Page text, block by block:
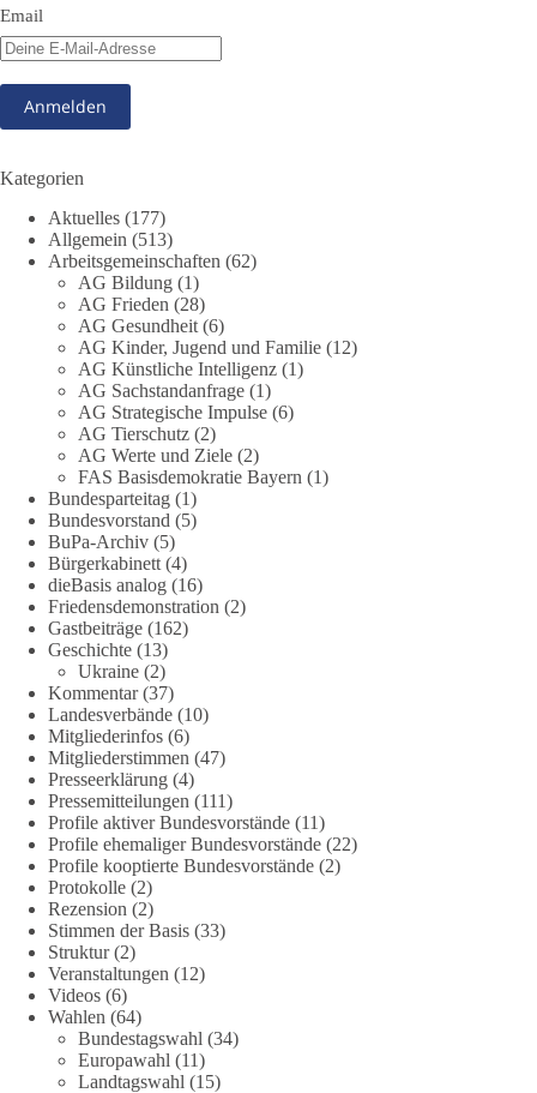
Kann die Natur Träger eigener Grundrechte sein? Oder würde
eine solche Entwicklung das Fundament unseres
beschäftigte sich die Teilnehmer des Politischen
Frühschoppens der AG Strategische Impulse am 19. Juli 2026.
derzeit in Teilen der Umweltbewegung diskutierten
hinausreichen und grundlegende Fragen zum Menschenbild,
zum Rechtsstaat und zur Demokratie aufwerfen. [...]
👉 Hier weiterlesen: https://diebasis-
partei.de/2026/07/grundrechte-der-natur-ein-angriff-auf-das-
grundgesetz/
🟩🟩🟦🟦🟥🟥🟧🟧
Es ging weniger um fertige Antworten als um eine Debatte
darüber, wie Freiheit, Verantwortung, Naturschutz und
Grundrechte in einer demokratischen Gesellschaft künftig
miteinander in Einklang gebracht werden können.
#dieBasis #natur #grundrechte
7 8
DieBasis
2 Tage(n) zuvor
Jetzt dieBasis Sachsen-Anhalt unterstützen!
Die Landtagswahl 2026 in Sachsen-Anhalt findet am 6.
September statt. Die Inhalte stehen – jetzt müssen sie gesehen,
geteilt und diskutiert werden.
Folge unseren Kanälen:
Facebook:
https://www.facebook.com/groups/diebasissachsenanhalt/
Instragram:
https://www.instagram.com/die_basis_sachsen_anhalt/
Tiktok: https://www.tiktok.com/@diebasis_sachsenanhalt
Email
Kategorien
Aktuelles (177)
Allgemein (513)
Arbeitsgemeinschaften (62)
AG Bildung (1)
AG Frieden (28)
AG Gesundheit (6)
AG Kinder, Jugend und Familie (12)
AG Künstliche Intelligenz (1)
AG Sachstandanfrage (1)
AG Strategische Impulse (6)
AG Tierschutz (2)
AG Werte und Ziele (2)
FAS Basisdemokratie Bayern (1)
Bundesparteitag (1)
Bundesvorstand (5)
BuPa-Archiv (5)
Bürgerkabinett (4)
dieBasis analog (16)
Friedensdemonstration (2)
Gastbeiträge (162)
Geschichte (13)
Ukraine (2)
Kommentar(37)
Landesverbände (10)
Mitgliederinfos (6)
Mitgliederstimmen (47)
Presseerklärung (4)
Pressemitteilungen (111)
Profile aktiver Bundesvorstände (11)
Profile ehemaliger Bundesvorstände (22)
Profile kooptierte Bundesvorstände (2)
Protokolle (2)
Rezension (2)
Stimmen der Basis (33)
Struktur(2)
Veranstaltungen (12)
Videos (6)
Wahlen (64)
Bundestagswahl (34)
Europawahl (11)
Landtagswahl (15)